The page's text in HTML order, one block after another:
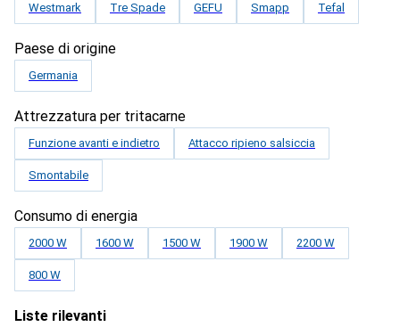
Westmark Tre Spade GEFU Smapp Tefal
Paese di origine
Germania
Attrezzatura per tritacarne
Funzione avanti e indietro Attacco ripieno salsiccia
Smontabile
Consumo di energia
2000 W 1600 W 1500 W 1900 W 2200 W
800 W
Liste rilevanti